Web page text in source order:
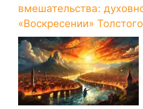
вмешательства:
«Воскресении» Толстого